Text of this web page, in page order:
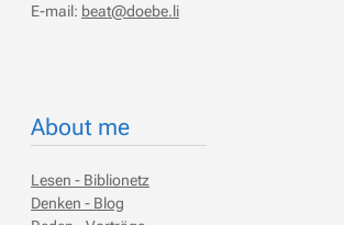
E-mail: beat@doebe.li
About me
Lesen - Biblionetz
Denken - Blog